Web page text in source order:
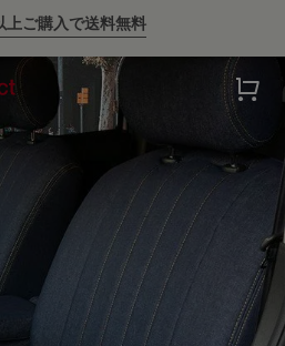
シュに車に乗ろう。